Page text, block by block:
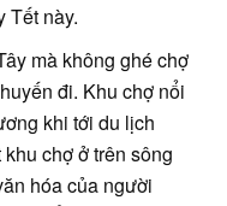
Tết này.
mà không ghé chợ
đi. Khu chợ nổi
khi tới du lịch
chợ ở trên sông
hóa của người